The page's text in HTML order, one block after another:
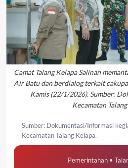
Camat Talang Kelapa Salinan
Air Batu dan berdialog terkait
Kamis (22/1/2026). Sumber:
Kecamatan
Sumber: Dokumentasi/Informasi
Kecamatan Talang Kelapa.
Pemerintahan •